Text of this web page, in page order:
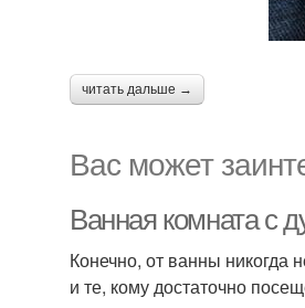
читать дальше →
Вас может
Ванная комната с
Конечно, от ванны никогда
и те, кому достаточно